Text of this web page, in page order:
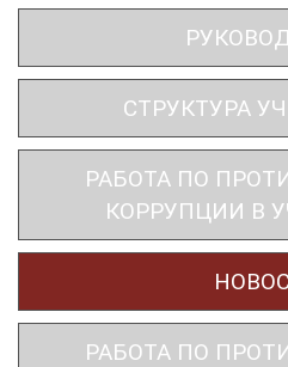
СТРУКТУРА
РАБОТА ПО
КОРРУПЦИИ В
РАБОТА ПО